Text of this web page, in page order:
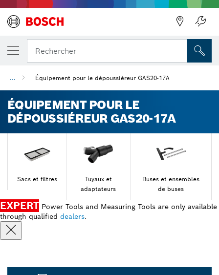
Rechercher
... Équipement pour le dépoussiéreur GAS20-17A
ÉQUIPEMENT POUR LE
DÉPOUSSIÉREUR GAS20-17A
Sacs et filtres
Tuyaux et
adaptateurs
Buses et ensembles
de buses
EXPERT Power Tools and Measuring Tools are only available
through qualified dealers.